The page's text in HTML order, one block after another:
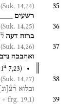
35
(Suk. 14,24)
רשעים
36
(Suk. 14,25)
ברוח דעה
37
(Suk. 14,26)
ואהבכה
a 7,23)
38
(Suk. 14,27)
ובלוא ר֯צ֯ ונ
39
(Suk. 14,28 + frg. 19,1)